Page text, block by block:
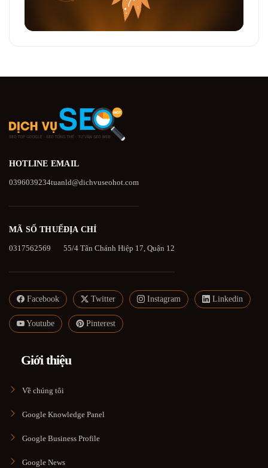
HOTLINE
0396039234
EMAIL
tuanld@dichvuseohot.com
MÃ SỐ THUẾ
0317562569
ĐỊA CHỈ
55/4 Tân Chánh Hiệp 17, Quận 12
Facebook Twitter Instagram Linkedin
Youtube Pinterest
Giới thiệu
Về chúng tôi
Google Knowledge Panel
Google Business Profile
Google News